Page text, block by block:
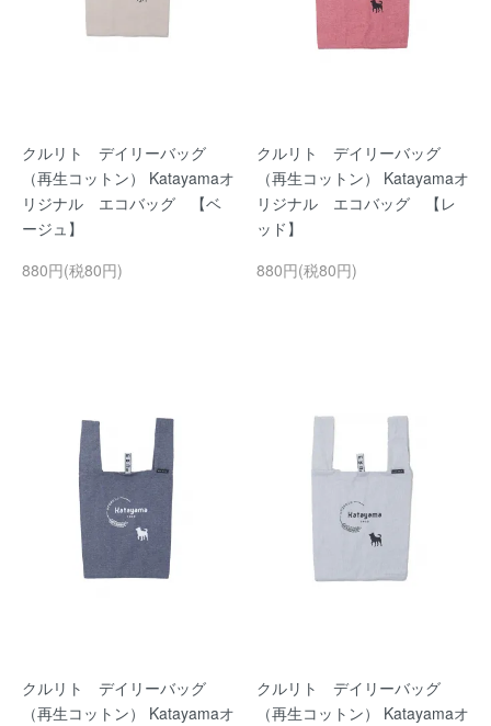
クルリト デイリーバッグ
（再生コットン） Katayamaオ
リジナル エコバッグ 【ベ
ージュ】
880円(税80円)
クルリト デイリーバッグ
（再生コットン） Katayamaオ
リジナル エコバッグ 【レ
ッド】
880円(税80円)
クルリト デイリーバッグ
（再生コットン） Katayamaオ
クルリト デイリーバッグ
（再生コットン） Katayamaオ